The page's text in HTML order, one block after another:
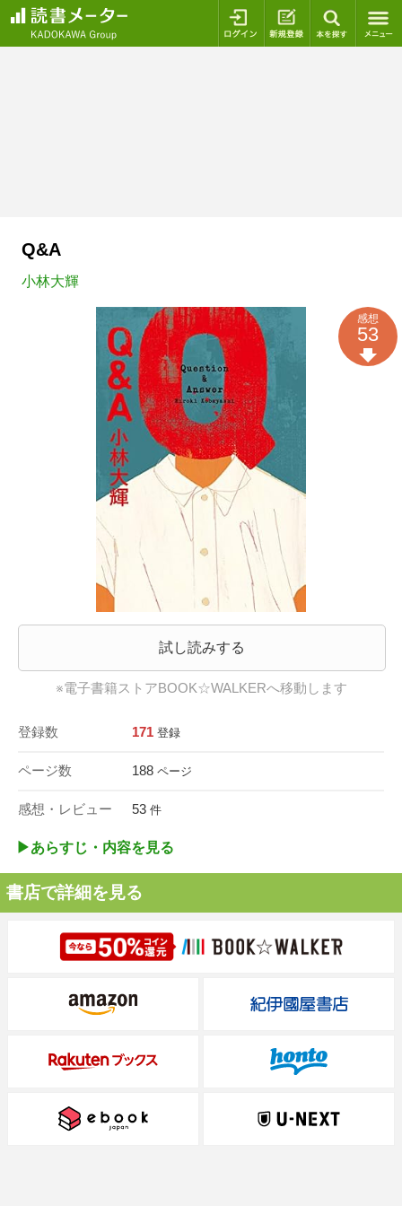
ログイン 新規登録
Q&A
小林大輝
試し読みする
※電子書籍ストアBOOK☆WALKERへ移動します
登録数 171 登録
ページ数 188 ページ
感想・レビュー 53 件
感想
53
▶︎あらすじ・内容を見る
書店で詳細を見る